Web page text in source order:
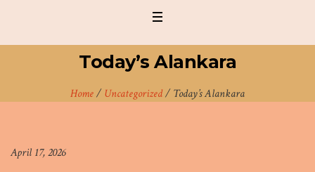
Today’s Alankara
Home/Uncategorized/Today’s Alankara
April 17, 2026